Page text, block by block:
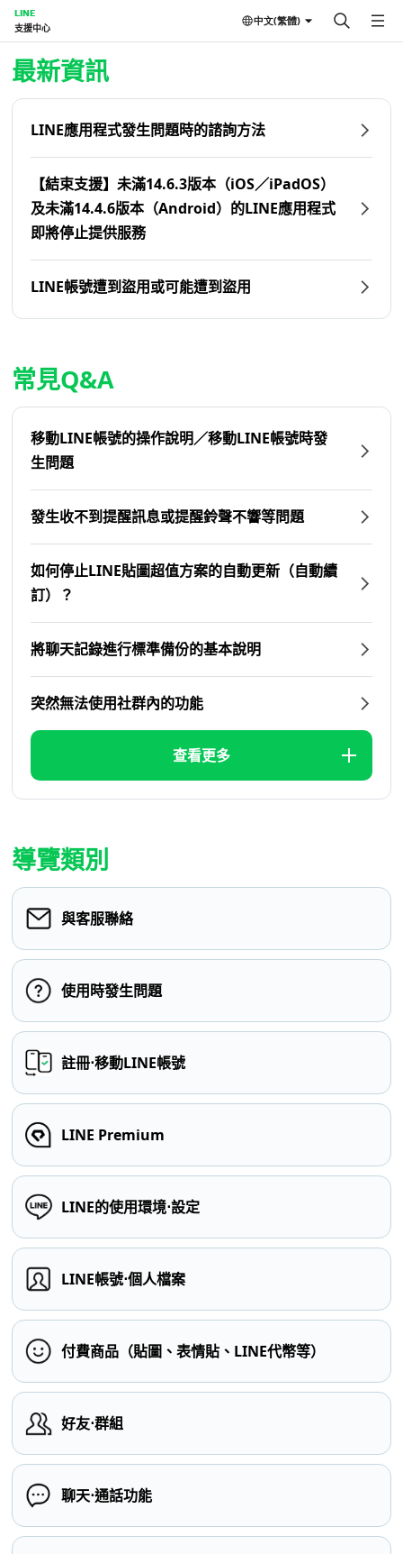
LINE
支援中心
中文(繁體)
首頁 | LINE支援中心
最新資訊
LINE應用程式發生問題時的諮詢方法
【結束支援】未滿14.6.3版本（iOS／iPadOS）
及未滿14.4.6版本（Android）的LINE應用程式
即將停止提供服務
LINE帳號遭到盜用或可能遭到盜用
常見Q&A
移動LINE帳號的操作說明／移動LINE帳號時發
生問題
發生收不到提醒訊息或提醒鈴聲不響等問題
如何停止LINE貼圖超值方案的自動更新（自動續
訂）？
將聊天記錄進行標準備份的基本說明
突然無法使用社群內的功能
查看更多
導覽類別
與客服聯絡
使用時發生問題
註冊⋅移動LINE帳號
LINE Premium
LINE的使用環境⋅設定
LINE帳號⋅個人檔案
付費商品（貼圖、表情貼、LINE代幣等）
好友⋅群組
聊天⋅通話功能